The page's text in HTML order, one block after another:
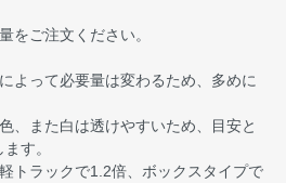
をご注文ください。
よって必要量は変わるため、多めに
、また白は透けやすいため、目安と
す。
トラックで1.2倍、ボックスタイプで